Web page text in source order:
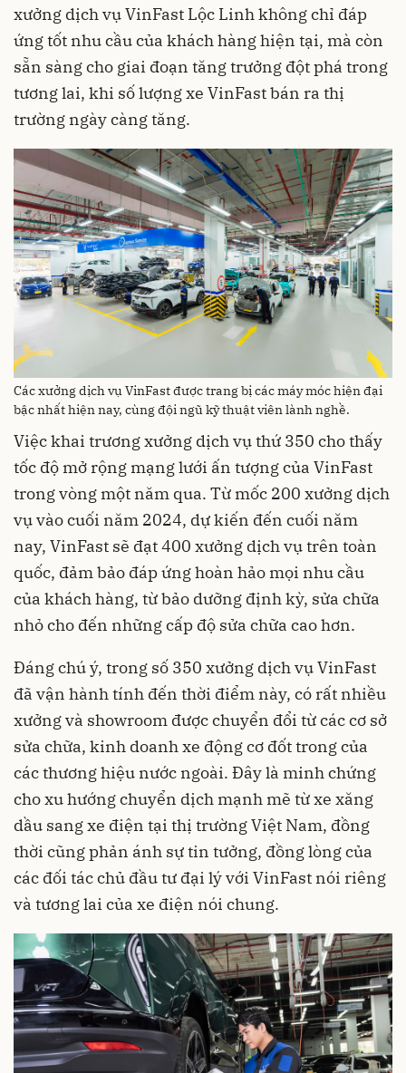
xưởng dịch vụ VinFast Lộc Linh không chỉ đáp
ứng tốt nhu cầu của khách hàng hiện tại, mà còn
sẵn sàng cho giai đoạn tăng trưởng đột phá trong
tương lai, khi số lượng xe VinFast bán ra thị
trường ngày càng tăng.
Các xưởng dịch vụ VinFast được trang bị các máy móc hiện đại
bậc nhất hiện nay, cùng đội ngũ kỹ thuật viên lành nghề.
Việc khai trương xưởng dịch vụ thứ 350 cho thấy
tốc độ mở rộng mạng lưới ấn tượng của VinFast
trong vòng một năm qua. Từ mốc 200 xưởng dịch
vụ vào cuối năm 2024, dự kiến đến cuối năm
nay, VinFast sẽ đạt 400 xưởng dịch vụ trên toàn
quốc, đảm bảo đáp ứng hoàn hảo mọi nhu cầu
của khách hàng, từ bảo dưỡng định kỳ, sửa chữa
nhỏ cho đến những cấp độ sửa chữa cao hơn.
Đáng chú ý, trong số 350 xưởng dịch vụ VinFast
đã vận hành tính đến thời điểm này, có rất nhiều
xưởng và showroom được chuyển đổi từ các cơ sở
sửa chữa, kinh doanh xe động cơ đốt trong của
các thương hiệu nước ngoài. Đây là minh chứng
cho xu hướng chuyển dịch mạnh mẽ từ xe xăng
dầu sang xe điện tại thị trường Việt Nam, đồng
thời cũng phản ánh sự tin tưởng, đồng lòng của
các đối tác chủ đầu tư đại lý với VinFast nói riêng
và tương lai của xe điện nói chung.